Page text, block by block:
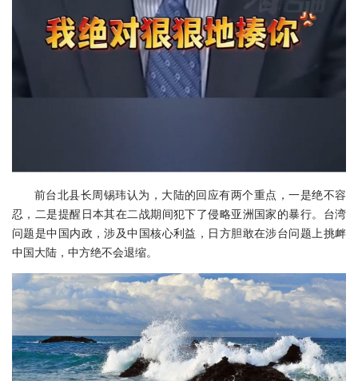
前台北县长周锡玮认为，大陆的回应有两个重点，一是绝不容
忍，二是提醒日本其在二战期间犯下了侵略亚洲国家的暴行。台湾
问题是中国内政，涉及中国核心利益，日方胆敢在涉台问题上挑衅
中国大陆，中方绝不会退缩。